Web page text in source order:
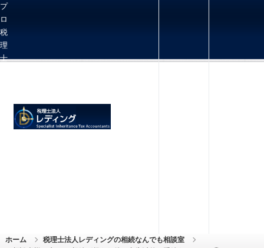
プ
ロ
税
理
士
ホーム
税理士法人レディングの相続なんでも相談室